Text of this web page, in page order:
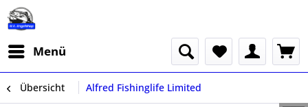
Menü
Übersicht Alfred Fishinglife Limited